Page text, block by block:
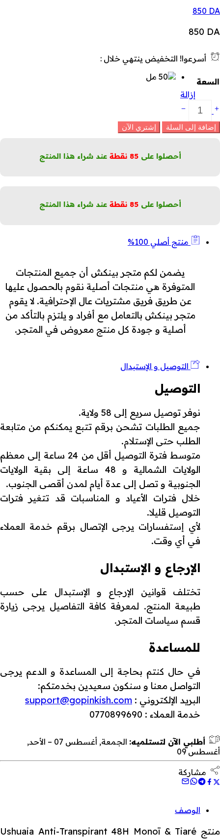
850 DA
850 DA
أسرعوا! التخفيض ينتهي خلال :
السعة
إزالة
عرق
مضاد
للتعرق
إضافة إلى السلة إشتري الآن
أحصلوا على85 نقطة عند شراء هذا المنتج
أحصلوا على85 نقطة عند شراء هذا المنتج
منتج أصلي 100%
يضمن لكم متجر بينكش أن جميع المنتجات
المتوفرة هي منتجات أصلية نقوم بالحصول عليها
عن طريق فريق مشتريات عال الإحترافية. لا يقوم
متجر بينكش بالتعامل مع أفراد و يلتزم بالتأكد من
أصلية و جودة كل منتج معروض في المتجر.
التوصيل و الإستبدال
التوصيل
نوفر توصيل سريع إلى 58 ولاية.
جميع الطلبات تشحن برقم تتبع يمكنكم من متابعة
الطلب حتى الإستلام.
متوسط فترة التوصيل أقل من 24 ساعة إلى معظم
الولايات الشمالية و 48 ساعة إلى بقية الولايات
الجنوبية و تصل إلى عدة أيام لمدن أقصى الجنوب.
خلال فترات الأعياد و المناسبات قد تتغير فترات
التوصيل قليلا.
لأي إستفسارات يرجى الإتصال برقم خدمة العملاء
في أي وقت.
الإرجاع و الإستبدال
تختلف قوانين الإرجاع و الإستبدال على حسب
طبيعة المنتج. لمعرفة كافة التفاصيل يرجى زيارة
قسم سياسات المتجر.
للمساعدة
في حال كنتم بحاجة إلى المساعدة و الدعم يرجى
التواصل معنا و سنكون سعيدين بخدمتكم:
البريد الإلكتروني : support@gopinkish.com
خدمة العملاء : 0770899690
أطلبي الآن لتستلميه:
الجمعة, أغسطس 07 – الأحد,
أغسطس 09
مشاركة
الوصف
منتج Ushuaia Anti-Transpirant 48H Monoï & Tiaré